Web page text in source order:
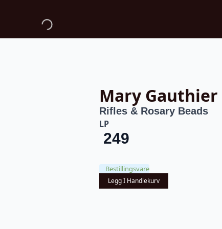
Mary Gauthier
Rifles & Rosary Beads
LP
249
Bestillingsvare
Legg I Handlekurv